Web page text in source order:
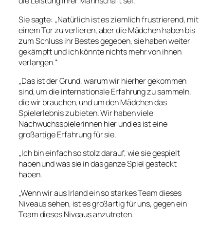
Sie sagte: „Natürlich ist es ziemlich frustrierend, mit
einem Tor zu verlieren, aber die Mädchen haben bis
zum Schluss ihr Bestes gegeben, sie haben weiter
gekämpft und ich könnte nichts mehr von ihnen
verlangen.“
„Das ist der Grund, warum wir hierher gekommen
sind, um die internationale Erfahrung zu sammeln,
die wir brauchen, und um den Mädchen das
Spielerlebnis zu bieten. Wir haben viele
Nachwuchsspielerinnen hier und es ist eine
großartige Erfahrung für sie.
„Ich bin einfach so stolz darauf, wie sie gespielt
haben und was sie in das ganze Spiel gesteckt
haben.
„Wenn wir aus Irland ein so starkes Team dieses
Niveaus sehen, ist es großartig für uns, gegen ein
Team dieses Niveaus anzutreten.